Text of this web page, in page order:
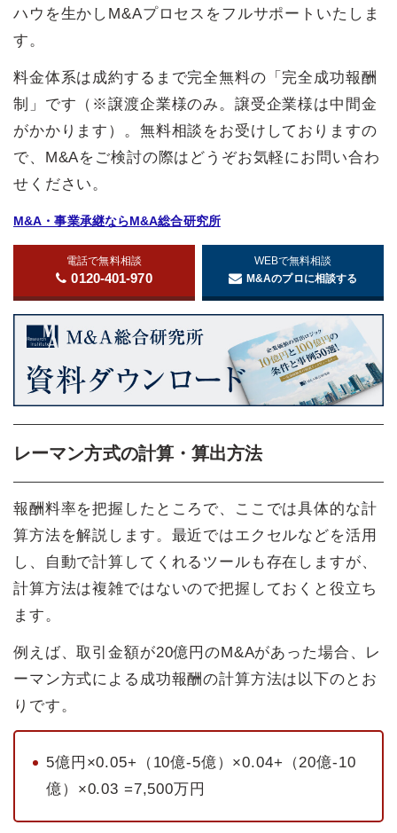
ハウを生かしM&Aプロセスをフルサポートいたしま
す。
料金体系は成約するまで完全無料の「完全成功報酬
制」です（※譲渡企業様のみ。譲受企業様は中間金
がかかります）。無料相談をお受けしておりますの
で、M&Aをご検討の際はどうぞお気軽にお問い合わ
せください。
M&A・事業承継ならM&A総合研究所
電話で無料相談
0120-401-970
WEBで無料相談
M&Aのプロに相談する
レーマン方式の計算・算出方法
報酬料率を把握したところで、ここでは具体的な計
算方法を解説します。最近ではエクセルなどを活用
し、自動で計算してくれるツールも存在しますが、
計算方法は複雑ではないので把握しておくと役立ち
ます。
例えば、取引金額が20億円のM&Aがあった場合、レ
ーマン方式による成功報酬の計算方法は以下のとお
りです。
5億円×0.05+（10億-5億）×0.04+（20億-10
億）×0.03 =7,500万円